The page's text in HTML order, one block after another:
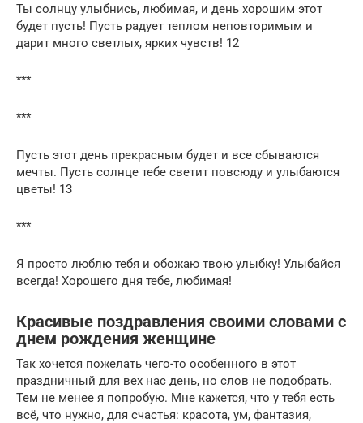
Ты солнцу улыбнись, любимая, и день хорошим этот
будет пусть! Пусть радует теплом неповторимым и
дарит много светлых, ярких чувств! 12
***
***
Пусть этот день прекрасным будет и все сбываются
мечты. Пусть солнце тебе светит повсюду и улыбаются
цветы! 13
***
Я просто люблю тебя и обожаю твою улыбку! Улыбайся
всегда! Хорошего дня тебе, любимая!
Красивые поздравления своими словами с
днем рождения женщине
Так хочется пожелать чего-то особенного в этот
праздничный для вех нас день, но слов не подобрать.
Тем не менее я попробую. Мне кажется, что у тебя есть
всё, что нужно, для счастья: красота, ум, фантазия,